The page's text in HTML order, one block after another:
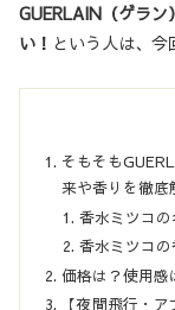
GUERLAIN（ゲラン
い！ という人は、今
そもそも
来や香りを徹底
香水ミツコ
香水ミツコ
価格は？使用感
【夜間飛行・